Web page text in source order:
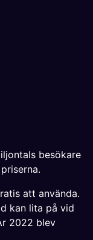
besökare
att använda.
kan lita på vid
2022 blev